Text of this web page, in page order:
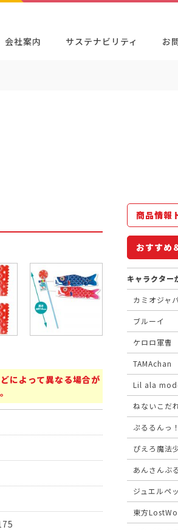
会社案内 サステナビリティ お
によって異なる場合が
商品情報
おすすめ
キャラクター
カミオジャ
ブルーイ
ケロロ軍曹
TAMAchan
Lil ala
ねないこだ
ぷるるんっ
ぴえろ魔法
あんさんぶ
ジュエルペ
東方